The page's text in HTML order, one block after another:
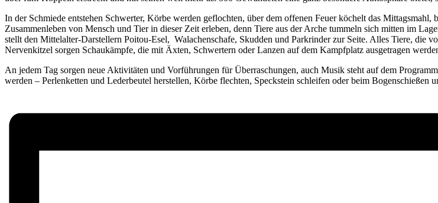
In der Schmiede entstehen Schwerter, Körbe werden geflochten, über dem offenen Feuer köchelt das
Zusammenleben von Mensch und Tier in dieser Zeit erleben, denn Tiere aus der Arche tummeln sich mitten im
stellt den Mittelalter-Darstellern Poitou-Esel, Walachenschafe, Skudden und Parkrinder zur Seite. Alles Tiere, die
Nervenkitzel sorgen Schaukämpfe, die mit Äxten, Schwertern oder Lanzen auf dem Kampfplatz ausgetragen
An jedem Tag sorgen neue Aktivitäten und Vorführungen für Überraschungen, auch Musik steht auf dem
werden – Perlenketten und Lederbeutel herstellen, Körbe flechten, Speckstein schleifen oder beim Bogenschießen